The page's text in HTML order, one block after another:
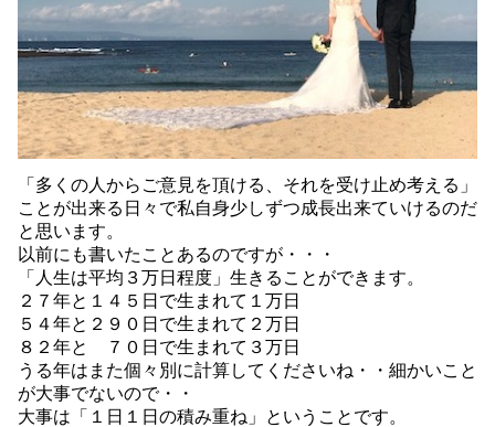
「多くの人からご意見を頂ける、それを受け止め考える」
ことが出来る日々で私自身少しずつ成長出来ていけるのだ
と思います。
以前にも書いたことあるのですが・・・
「人生は平均３万日程度」生きることができます。
２７年と１４５日で生まれて１万日
５４年と２９０日で生まれて２万日
８２年と ７０日で生まれて３万日
うる年はまた個々別に計算してくださいね・・細かいこと
が大事でないので・・
大事は「１日１日の積み重ね」ということです。